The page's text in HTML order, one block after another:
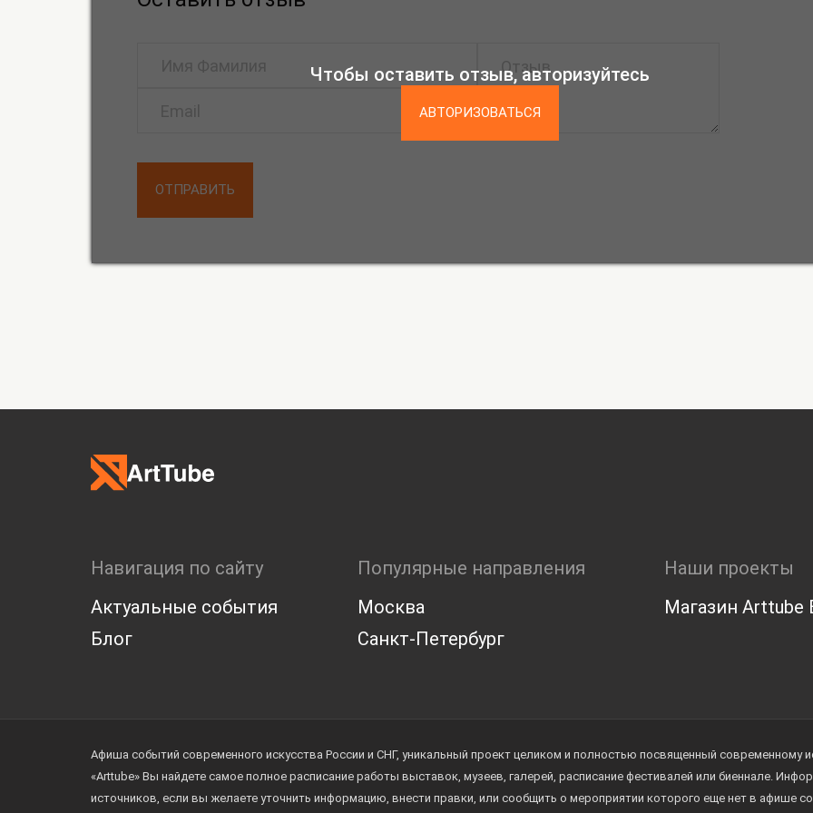
Чтобы оставить отзыв, авторизуйтесь
АВТОРИЗОВАТЬСЯ
ОТПРАВИТЬ
Навигация по сайту
Актуальные события
Блог
Популярные направления
Москва
Санкт-Петербург
Наши проекты
Магазин Arttube
Афиша событий современного искусства России и СНГ, уникальный проект целиком и полностью посвященный современному
«Arttube» Вы найдете самое полное расписание работы выставок, музеев, галерей, расписание фестивалей или биеннале.
источников, если вы желаете уточнить информацию, внести правки, или сообщить о мероприятии которого еще нет в афише